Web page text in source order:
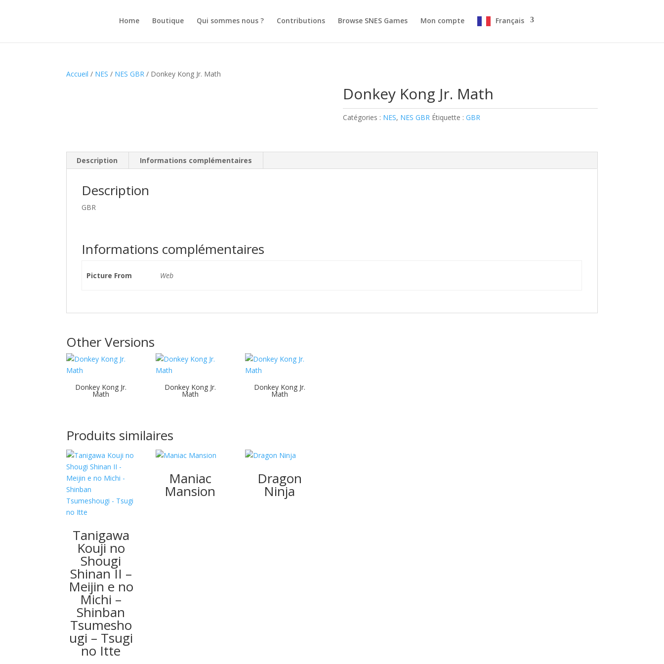
Home Boutique Qui sommes nous ? Contributions Browse SNES Games Mon compte Français
Accueil / NES / NES GBR / Donkey Kong Jr. Math
Donkey Kong Jr. Math
Catégories : NES, NES GBR Étiquette : GBR
Description Informations complémentaires
Description
GBR
Informations complémentaires
Picture From Web
Other Versions
Donkey Kong Jr.
Math
Donkey Kong Jr.
Math
Donkey Kong Jr.
Math
Produits similaires
Tanigawa
Kouji no
Shougi
Shinan II –
Meijin e no
Michi –
Shinban
Tsumesho
ugi – Tsugi
no Itte
Maniac
Mansion
Dragon
Ninja